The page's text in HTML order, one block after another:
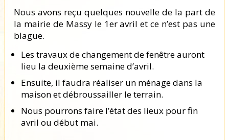
Nous avons reçu quelques nouvelle de la part de
la mairie de Massy le 1er avril et ce n’est pas une
blague.
Les travaux de changement de fenêtre auront
lieu la deuxième semaine d’avril.
Ensuite, il faudra réaliser un ménage dans la
maison et débroussailler le terrain.
Nous pourrons faire l’état des lieux pour fin
avril ou début mai.